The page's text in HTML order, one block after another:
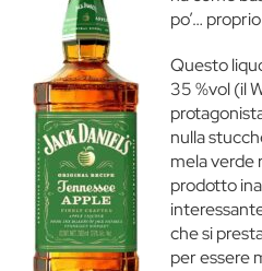
po’…
Questo
35 %vol (il
nulla
mela verde
prodotto
che si
per essere